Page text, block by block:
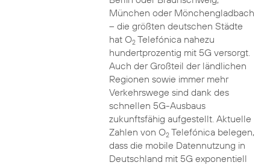
München oder Mönchengladbach
– die größten deutschen Städte
hat O2Telefónica nahezu
hundertprozentig mit 5G versorgt.
Auch der Großteil der ländlichen
Regionen sowie immer mehr
Verkehrswege sind dank des
schnellen 5G-Ausbaus
zukunftsfähig aufgestellt. Aktuelle
Zahlen von O2Telefónica belegen,
dass die mobile Datennutzung in
Deutschland mit 5G exponentiell